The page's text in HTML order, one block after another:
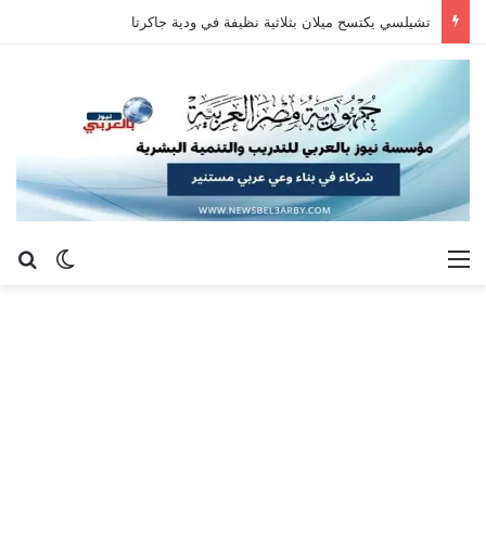
تشيلسي يكتسح ميلان بثلاثية نظيفة في ودية جاكرتا
الوضع القائمة